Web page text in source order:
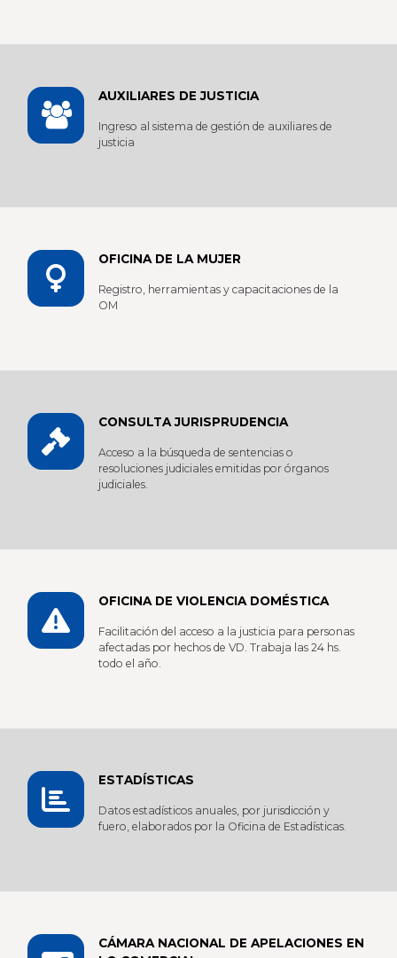
AUXILIARES DE JUSTICIA
Ingreso al sistema de gestión de auxiliares de
justicia
OFICINA DE LA MUJER
Registro, herramientas y capacitaciones de la
OM
CONSULTA JURISPRUDENCIA
Acceso a la búsqueda de sentencias o
resoluciones judiciales emitidas por órganos
judiciales.
OFICINA DE VIOLENCIA DOMÉSTICA
Facilitación del acceso a la justicia para personas
afectadas por hechos de VD. Trabaja las 24 hs.
todo el año.
ESTADÍSTICAS
Datos estadísticos anuales, por jurisdicción y
fuero, elaborados por la Oficina de Estadísticas.
CÁMARA NACIONAL DE APELACIONES EN